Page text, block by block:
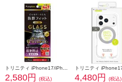
2,580円
(税込)
4,480円
(税込)